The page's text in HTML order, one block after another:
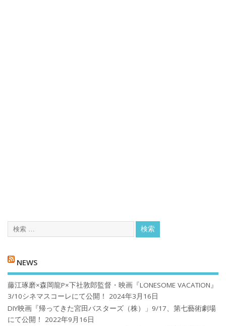
NEWS
藤江琢磨×森岡龍P×下社敦郎監督・映画『LONESOME VACATION』
3/10シネマスコーレにて公開！
2024年3月16日
DIY映画『帰ってきた宮田バスターズ（株）」9/17、第七藝術劇場
にて公開！
2022年9月16日